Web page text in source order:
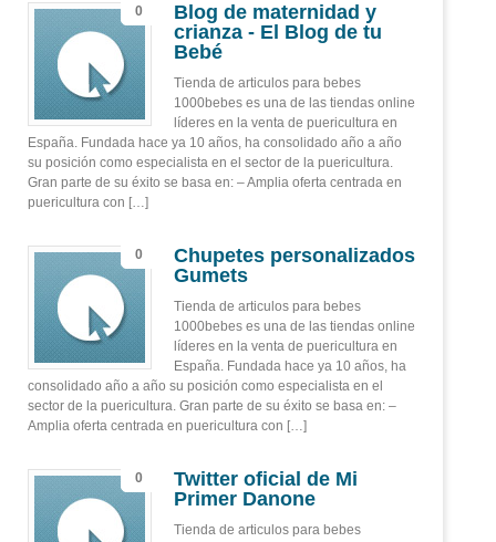
0
Blog de maternidad y
crianza - El Blog de tu
Bebé
Tienda de articulos para bebes
1000bebes es una de las tiendas online
líderes en la venta de puericultura en
España. Fundada hace ya 10 años, ha consolidado año a año
su posición como especialista en el sector de la puericultura.
Gran parte de su éxito se basa en: – Amplia oferta centrada en
puericultura con […]
0
Chupetes personalizados
Gumets
Tienda de articulos para bebes
1000bebes es una de las tiendas online
líderes en la venta de puericultura en
España. Fundada hace ya 10 años, ha
consolidado año a año su posición como especialista en el
sector de la puericultura. Gran parte de su éxito se basa en: –
Amplia oferta centrada en puericultura con […]
0
Twitter oficial de Mi
Primer Danone
Tienda de articulos para bebes